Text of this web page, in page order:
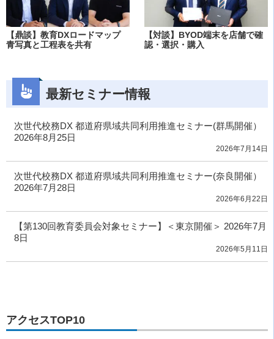
【鼎談】教育DXロードマップ
青写真と工程表を共有
【対談】BYOD端末を店舗で確
認・選択・購入
最新セミナー情報
次世代校務DX 都道府県域共同利用推進セミナー(群馬開催）
2026年8月25日
2026年7月14日
次世代校務DX 都道府県域共同利用推進セミナー(奈良開催）
2026年7月28日
2026年6月22日
【第130回教育委員会対象セミナー】＜東京開催＞ 2026年7月
8日
2026年5月11日
アクセスTOP10